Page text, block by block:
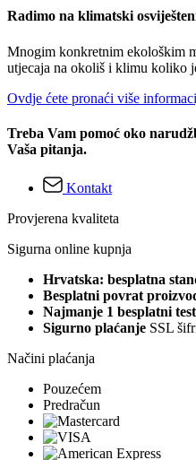
Radimo na klimatski
Mnogim konkretnim ekološkim
utjecaja na okoliš i klimu koliko
Ovdje ćete pronaći više
Treba Vam pomoć oko
Vaša pitanja.
Kontakt
Provjerena kvaliteta
Sigurna online kupnja
Hrvatska: besplatna
Besplatni povrat
Najmanje 1 besplatni
Sigurno plaćanje SSL
Načini plaćanja
Pouzećem
Predračun